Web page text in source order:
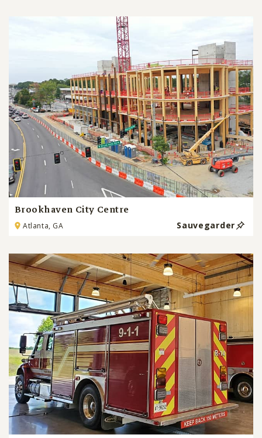
Brookhaven City Centre
Atlanta, GA Sauvegarder